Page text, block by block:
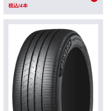
税込/4本